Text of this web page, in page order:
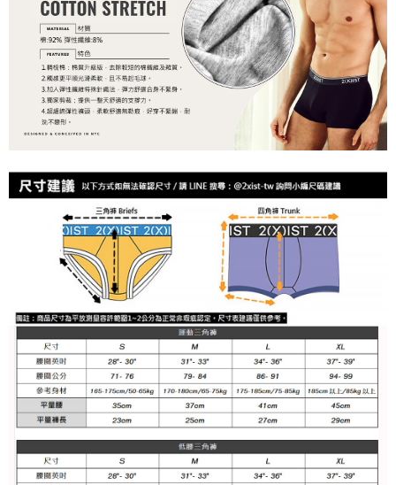
權轉讓予恩沛科技股份有限公司。
２．關於個人資料處理事宜，請瀏覽以下網址：
https://aftee.tw/terms/#terms3
３．未成年的使用者請事先徵得法定代理人或監護人之同意方可使用
「AFTEE先享後付」，若未經同意申辦者引起之損失，本公司不負相關責
任。
４．使用「AFTEE先享後付」時，將依據個別帳號之用戶狀況，依本公司即
時審查核予不同之上限額度；若仍有額度不足之情形，本公司將視審查結果
請求用戶進行身份認證。
５．嚴禁一人註冊多個帳號或使用他人資訊註冊。若發現惡意使用之情形，
澎湖、金門、馬祖、小琉球、綠島、蘭嶼(郵局配送)
每筆NT$125
郵局快捷(隔天到貨，需先line@客服通知小編)
每筆NT$100
海外宅配 查看運費